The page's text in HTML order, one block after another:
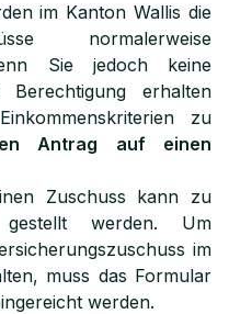
im Kanton Wallis die
normalerweise
Sie jedoch keine
erhalten
zu
Antrag auf einen
Zuschuss kann zu
werden. Um
im
muss das Formular
werden.